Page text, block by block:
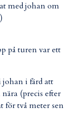
med johan om
på turen var ett
johan i färd att
(precis efter
för två meter sen